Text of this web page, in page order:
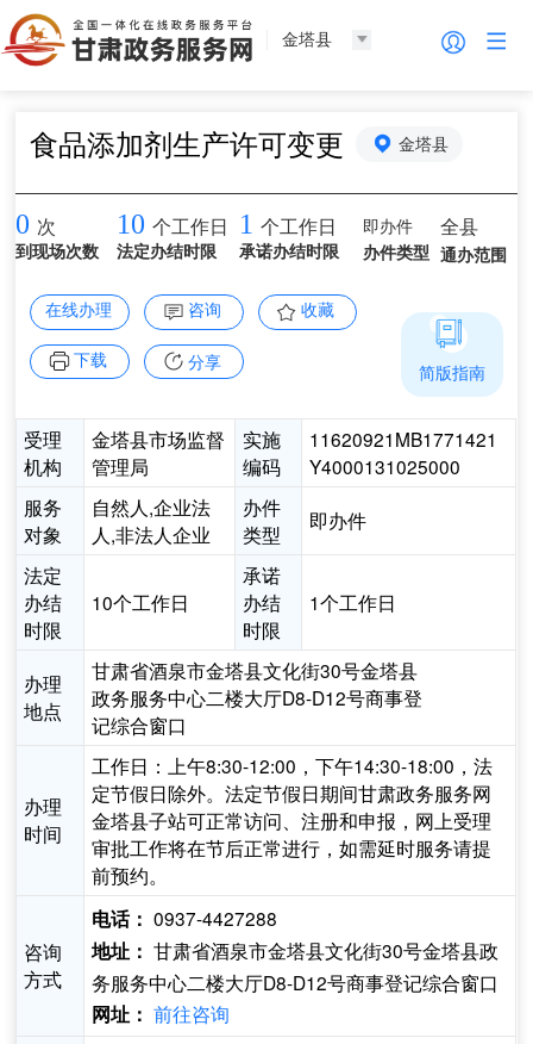
金塔县
食品添加剂生产许可变更 金塔县
0 次
到现场次数
10 个工作日
法定办结时限
1 个工作日
承诺办结时限
即办件
办件类型
全县
通办范围
在线办理 咨询 收藏
下载 分享
受理
机构
金塔县市场监督
管理局
实施
编码
11620921MB1771421
Y4000131025000
服务
对象
自然人,企业法
人,非法人企业
办件
类型
即办件
法定
办结
时限
10个工作日
承诺
办结
时限
1个工作日
办理
地点
甘肃省酒泉市金塔县文化街30号金塔县
政务服务中心二楼大厅D8-D12号商事登
记综合窗口
办理
时间
工作日：上午8:30-12:00，下午14:30-18:00，法
定节假日除外。法定节假日期间甘肃政务服务网
金塔县子站可正常访问、注册和申报，网上受理
审批工作将在节后正常进行，如需延时服务请提
前预约。
咨询
方式
电话： 0937-4427288
地址： 甘肃省酒泉市金塔县文化街30号金塔县政
务服务中心二楼大厅D8-D12号商事登记综合窗口
网址： 前往咨询
简版指南